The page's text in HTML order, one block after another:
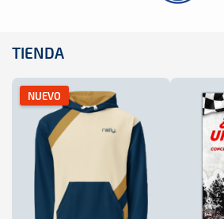
TIENDA
NUEVO